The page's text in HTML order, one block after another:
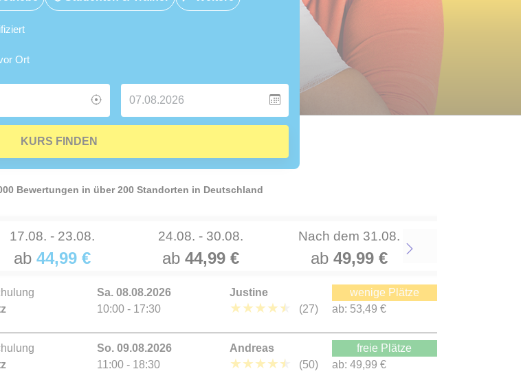
Ort
KURS FINDEN
Bewertungen in über 200 Standorten in Deutschland
17.08. - 23.08.
ab 44,99 €
24.08. - 30.08.
ab 44,99 €
Nach dem 31.08.
ab 49,99 € Next
Sa. 08.08.2026
10:00 - 17:30
Justine
★★★★★ (27)
wenige Plätze
ab: 53,49 €
So. 09.08.2026
11:00 - 18:30
Andreas
★★★★★ (50)
freie Plätze
ab: 49,99 €